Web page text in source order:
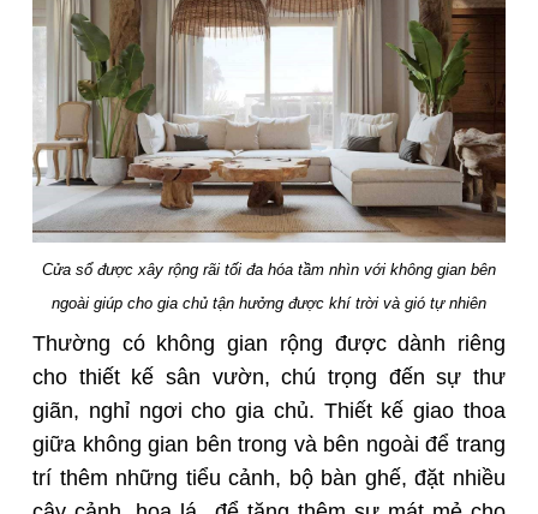
Cửa sổ được xây rộng rãi tối đa hóa tầm nhìn với không gian bên
ngoài giúp cho gia chủ tận hưởng được khí trời và gió tự nhiên
Thường có không gian rộng được dành riêng
cho thiết kế sân vườn, chú trọng đến sự thư
giãn, nghỉ ngơi cho gia chủ. Thiết kế giao thoa
giữa không gian bên trong và bên ngoài để trang
trí thêm những tiểu cảnh, bộ bàn ghế, đặt nhiều